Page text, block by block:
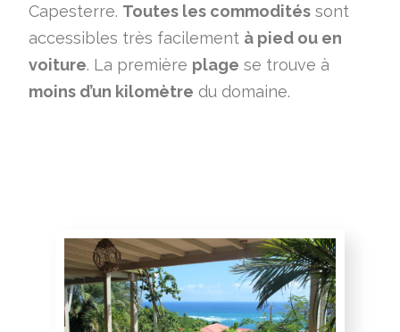
Capesterre. Toutes les commodités sont
accessibles très facilement à pied ou en
voiture. La première plage se trouve à
moins d’un kilomètre du domaine.